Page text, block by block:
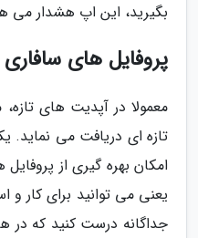
بگیرید، این اپ هشدار می
پروفایل های سافاری
معمولا در آپدیت های
تازه ای دریافت می نماید.
امکان بهره گیری از
یعنی می توانید برای کار
جداگانه درست کنید که در